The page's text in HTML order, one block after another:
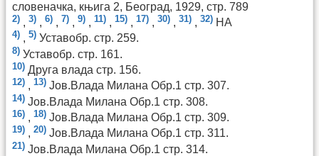
словеначка, књига 2, Београд, 1929, стр. 789
2) , 3) , 6) , 7) , 9) , 11) , 15) , 17) , 30) , 31) , 32) НА
4) , 5) Уставобр. стр. 259.
8) Уставобр. стр. 161.
10) Друга влада стр. 156.
12) , 13) Јов.Влада Милана Обр.1 стр. 307.
14) Јов.Влада Милана Обр.1 стр. 308.
16) , 18) Јов.Влада Милана Обр.1 стр. 309.
19) , 20) Јов.Влада Милана Обр.1 стр. 311.
21) Јов.Влада Милана Обр.1 стр. 314.